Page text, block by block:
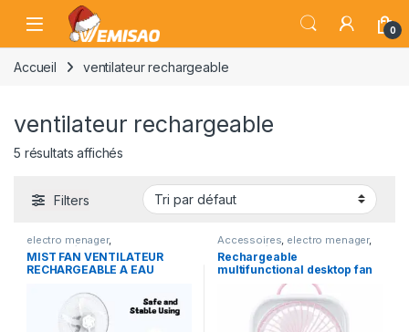
Skip to navigation
Skip to content
Open 0
Accueil ventilateur rechargeable
ventilateur rechargeable
5 résultats affichés
Filters
electro menager,
Electroménager ,
rechargeable
MIST FAN VENTILATEUR
RECHARGEABLE A EAU
Accessoires electro menager,
Electroménager
rechargeable
Rechargeable
multifunctional desktop fan